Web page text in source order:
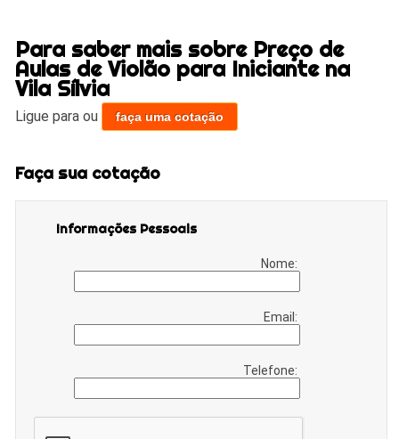
Para saber mais sobre Preço de
Aulas de Violão para Iniciante na
Vila Sílvia
Ligue paraou faça uma cotação
Faça sua cotação
Informações Pessoais
Nome:
Email:
Telefone: